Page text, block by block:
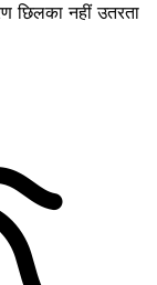
छिलका नहीं उतरता